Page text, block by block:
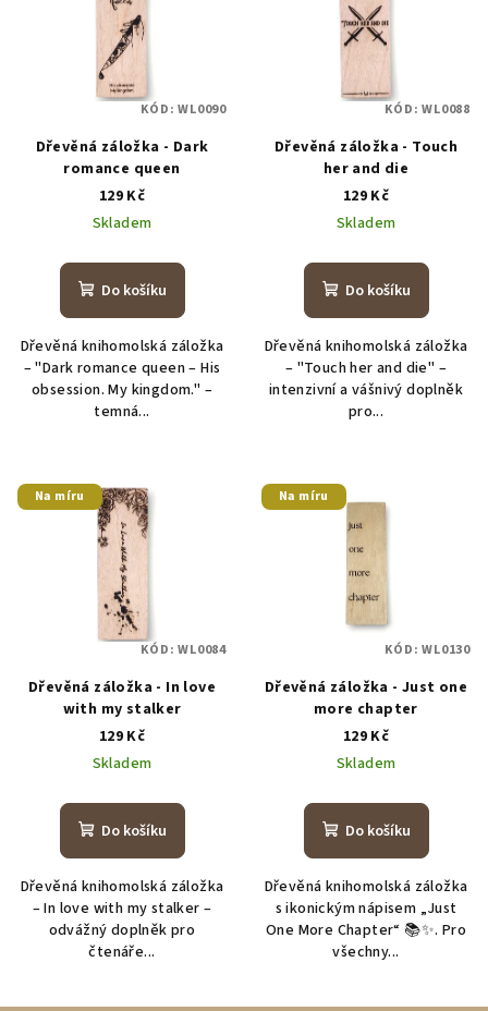
Dřevěná záložka - Dark
romance queen
129 Kč
Skladem
Do košíku
Dřevěná knihomolská záložka
– "Dark romance queen – His
obsession. My kingdom." –
temná...
KÓD:WL0090
Dřevěná záložka - Touch
her and die
129 Kč
Skladem
Do košíku
Dřevěná knihomolská záložka
– "Touch her and die" –
intenzivní a vášnivý doplněk
pro...
KÓD:WL0088
Na míru
Dřevěná záložka - In love
with my stalker
129 Kč
Skladem
Do košíku
Dřevěná knihomolská záložka
– In love with my stalker –
odvážný doplněk pro
čtenáře...
KÓD:WL0084
Na míru
Dřevěná záložka - Just one
more chapter
129 Kč
Skladem
Do košíku
Dřevěná knihomolská záložka
s ikonickým nápisem „Just
One More Chapter“ 📚✨. Pro
všechny...
KÓD:WL0130